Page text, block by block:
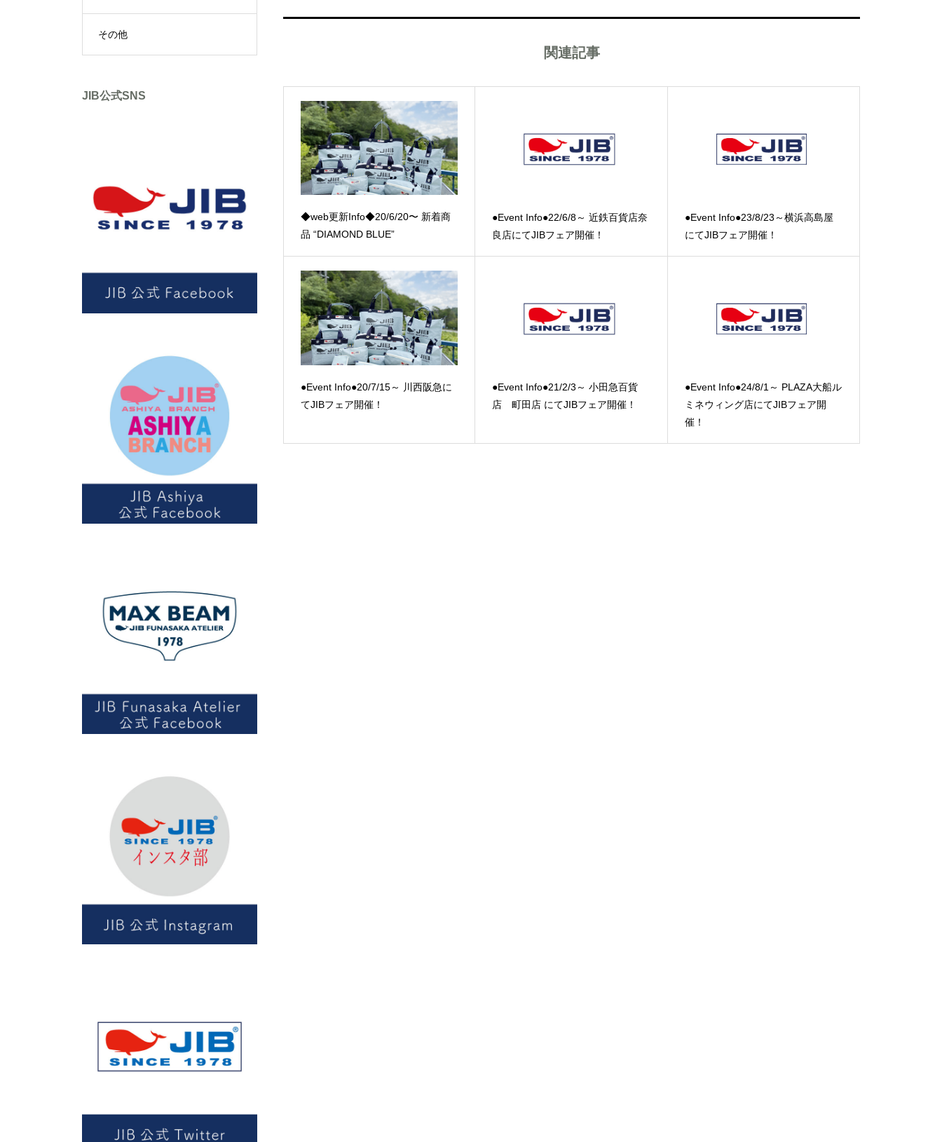
関連記事
◆web更新Info◆20/6/20〜 新着商
品 “DIAMOND BLUE”
●Event Info●22/6/8～ 近鉄百貨店奈
良店にてJIBフェア開催！
●Event Info●23/8/23～横浜高島屋
にてJIBフェア開催！
●Event Info●20/7/15～ 川西阪急に
てJIBフェア開催！
●Event Info●21/2/3～ 小田急百貨
店 町田店 にてJIBフェア開催！
●Event Info●24/8/1～ PLAZA大船ル
ミネウィング店にてJIBフェア開
催！
その他
JIB公式SNS